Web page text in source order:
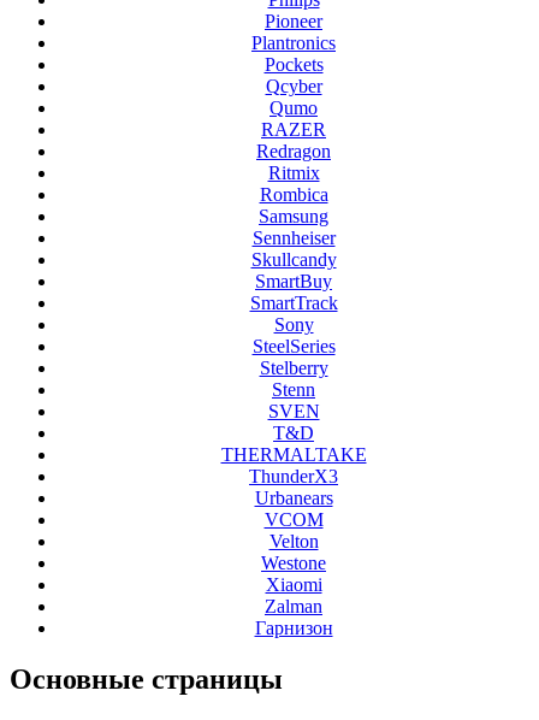
Pioneer
Plantronics
Pockets
Qcyber
Qumo
RAZER
Redragon
Ritmix
Rombica
Samsung
Sennheiser
Skullcandy
SmartBuy
SmartTrack
Sony
SteelSeries
Stelberry
Stenn
SVEN
T&D
THERMALTAKE
ThunderX3
Urbanears
VCOM
Velton
Westone
Xiaomi
Zalman
Гарнизон
Основные страницы